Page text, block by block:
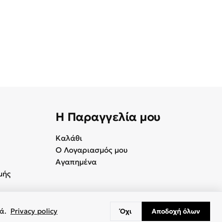
Η Παραγγελία μου
Καλάθι
Ο Λογαριασμός μου
Αγαπημένα
Privacy policy Όχι Αποδοχή όλων